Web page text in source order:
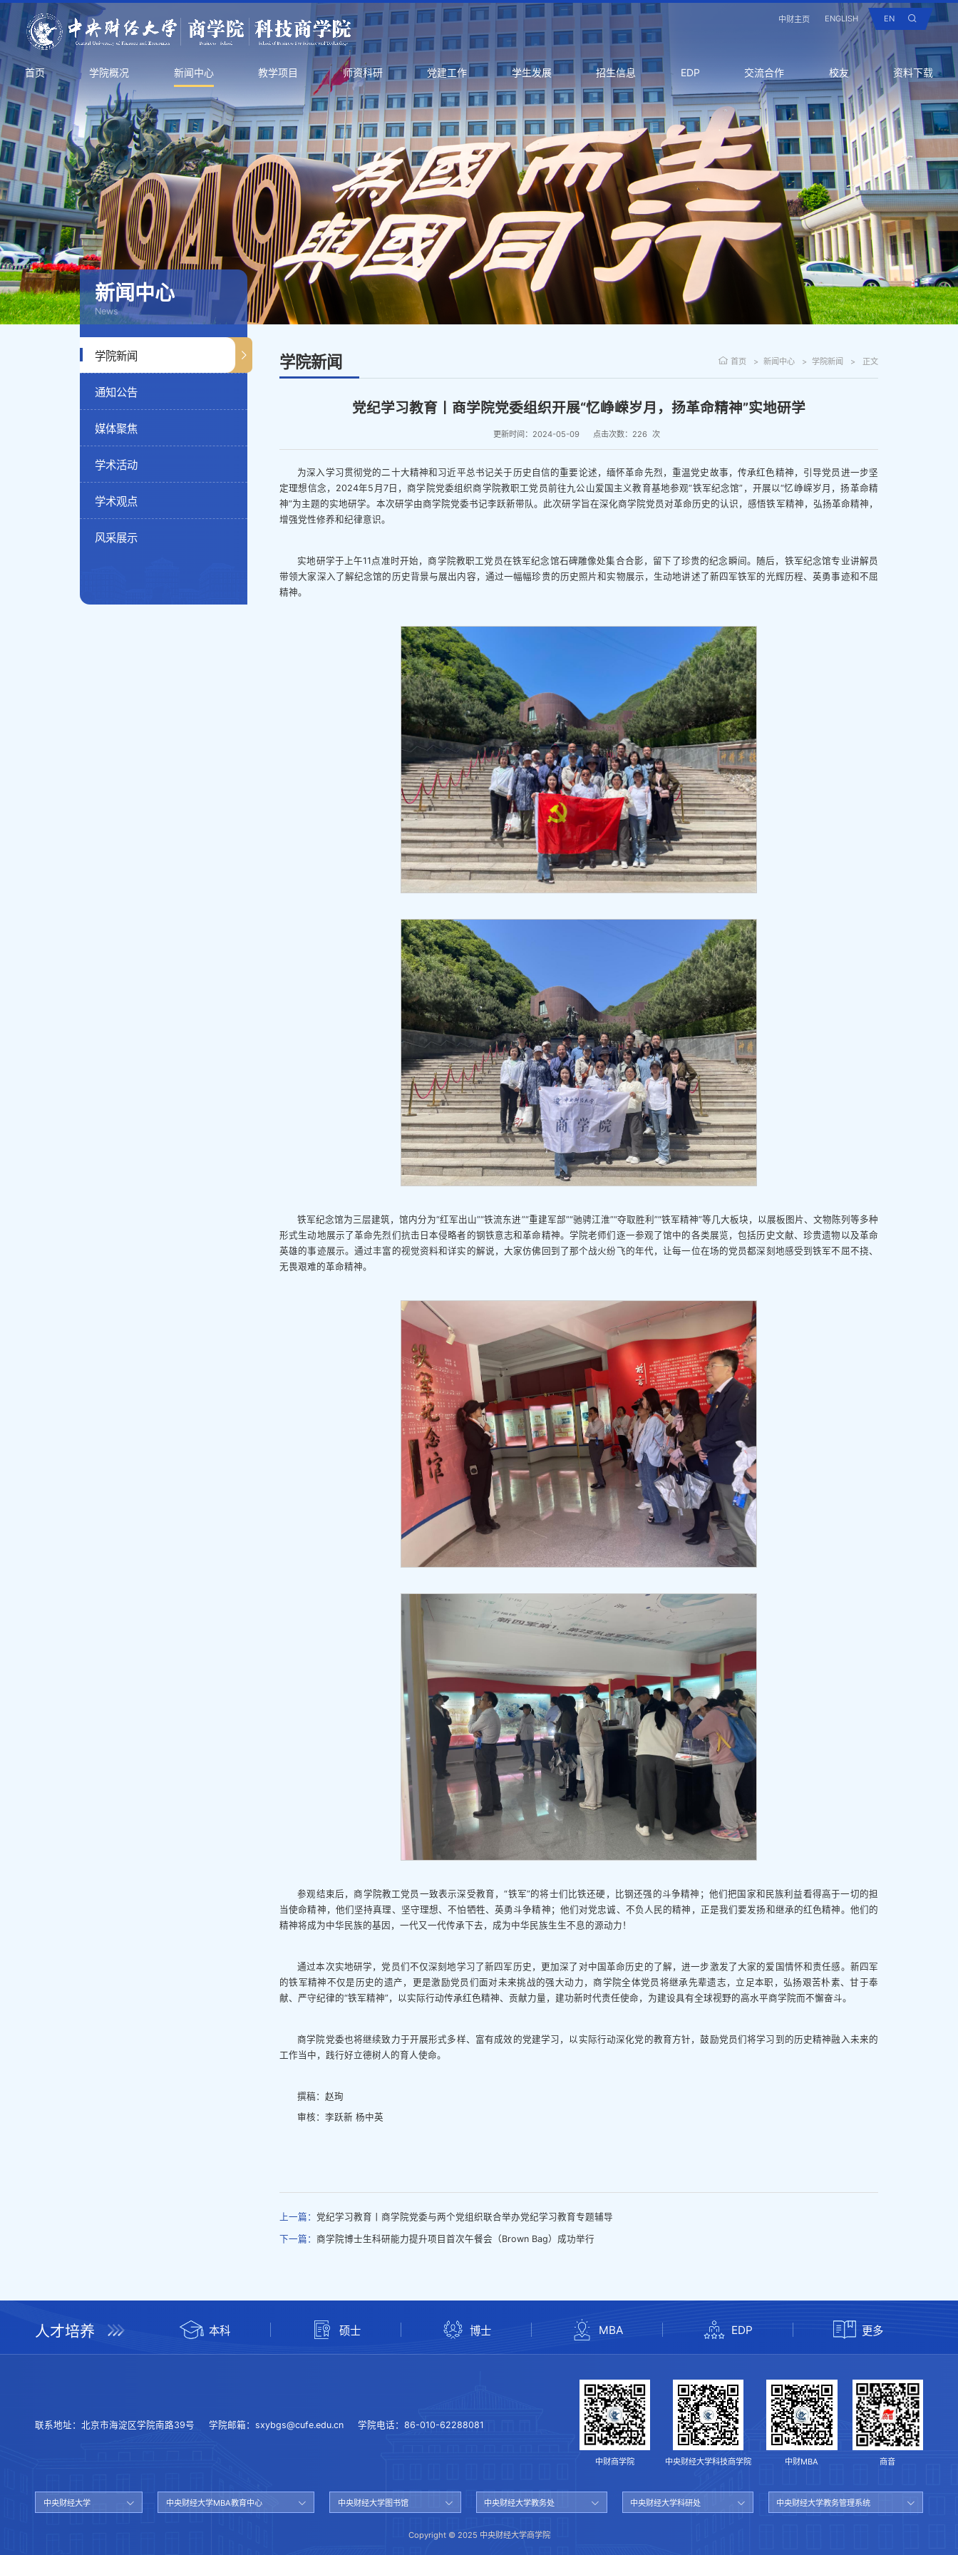
中财主页 ENGLISH EN
首页 学院概况 新闻中心 教学项目 师资科研 党建工作 学生发展 招生信息 EDP 交流合作 校友 资料下载
新闻中心
News
学院新闻
通知公告
媒体聚焦
学术活动
学术观点
风采展示
学院新闻 首页 新闻中心 学院新闻 正文
​党纪学习教育丨商学院党委组织开展“忆峥嵘岁月，扬革命精神”实地研学
更新时间：2024-05-09 点击次数： 226 次
为深入学习贯彻党的二十大精神和习近平总书记关于历史自信的重要论述，缅怀革命先烈，重温党史故事，传承红色精神，引导党员进一步坚
定理想信念，2024年5月7日，商学院党委组织商学院教职工党员前往九公山爱国主义教育基地参观“铁军纪念馆”，开展以“忆峥嵘岁月，扬革命精
神”为主题的实地研学。本次研学由商学院党委书记李跃新带队。此次研学旨在深化商学院党员对革命历史的认识，感悟铁军精神，弘扬革命精神，
增强党性修养和纪律意识。
实地研学于上午11点准时开始，商学院教职工党员在铁军纪念馆石碑雕像处集合合影，留下了珍贵的纪念瞬间。随后，铁军纪念馆专业讲解员
带领大家深入了解纪念馆的历史背景与展出内容，通过一幅幅珍贵的历史照片和实物展示，生动地讲述了新四军铁军的光辉历程、英勇事迹和不屈
精神。
铁军纪念馆为三层建筑，馆内分为“红军出山”“铁流东进”“重建军部”“驰骋江淮”“夺取胜利”“铁军精神”等几大板块，以展板图片、文物陈列等多种
形式生动地展示了革命先烈们抗击日本侵略者的钢铁意志和革命精神。学院老师们逐一参观了馆中的各类展览，包括历史文献、珍贵遗物以及革命
英雄的事迹展示。通过丰富的视觉资料和详实的解说，大家仿佛回到了那个战火纷飞的年代，让每一位在场的党员都深刻地感受到铁军不屈不挠、
无畏艰难的革命精神。
参观结束后，商学院教工党员一致表示深受教育，“铁军”的将士们比铁还硬，比钢还强的斗争精神；他们把国家和民族利益看得高于一切的担
当使命精神，他们坚持真理、坚守理想、不怕牺牲、英勇斗争精神；他们对党忠诚、不负人民的精神，正是我们要发扬和继承的红色精神。他们的
精神将成为中华民族的基因，一代又一代传承下去，成为中华民族生生不息的源动力！
通过本次实地研学，党员们不仅深刻地学习了新四军历史，更加深了对中国革命历史的了解，进一步激发了大家的爱国情怀和责任感。新四军
的铁军精神不仅是历史的遗产，更是激励党员们面对未来挑战的强大动力，商学院全体党员将继承先辈遗志，立足本职，弘扬艰苦朴素、甘于奉
献、严守纪律的“铁军精神”，以实际行动传承红色精神、贡献力量，建功新时代责任使命，为建设具有全球视野的高水平商学院而不懈奋斗。
商学院党委也将继续致力于开展形式多样、富有成效的党建学习，以实际行动深化党的教育方针，鼓励党员们将学习到的历史精神融入未来的
工作当中，践行好立德树人的育人使命。
撰稿：赵珣
审核：李跃新 杨中英
上一篇： 党纪学习教育丨商学院党委与两个党组织联合举办党纪学习教育专题辅导
下一篇： 商学院博士生科研能力提升项目首次午餐会（Brown Bag）成功举行
人才培养 本科 硕士 博士 MBA EDP 更多
联系地址： 北京市海淀区学院南路39号 学院邮箱： sxybgs@cufe.edu.cn 学院电话： 86-010-62288081
中财商学院 中央财经大学科技商学院 中财MBA 商音
中央财经大学 中央财经大学MBA教育中心 中央财经大学图书馆 中央财经大学教务处 中央财经大学科研处 中央财经大学教务管理系统
Copyright © 2025 中央财经大学商学院